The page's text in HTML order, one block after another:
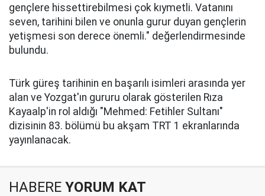
gençlere hissettirebilmesi çok kıymetli. Vatanını
seven, tarihini bilen ve onunla gurur duyan gençlerin
yetişmesi son derece önemli." değerlendirmesinde
bulundu.
Türk güreş tarihinin en başarılı isimleri arasında yer
alan ve Yozgat'ın gururu olarak gösterilen Rıza
Kayaalp'in rol aldığı "Mehmed: Fetihler Sultanı"
dizisinin 83. bölümü bu akşam TRT 1 ekranlarında
yayınlanacak.
HABERE YORUM KAT